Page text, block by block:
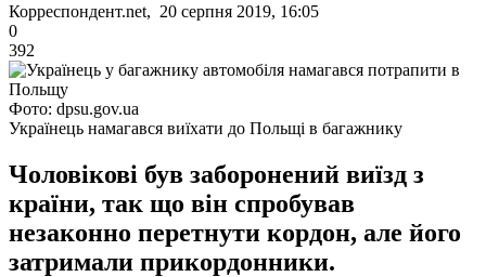
Корреспондент.net, 20 серпня 2019, 16:05
0
392
Фото: dpsu.gov.ua
Українець намагався виїхати до Польщі в багажнику
Чоловікові був заборонений виїзд з
країни, так що він спробував
незаконно перетнути кордон, але його
затримали прикордонники.